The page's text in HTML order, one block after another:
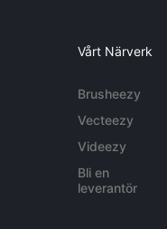
Vårt Närverk
Brusheezy
Vecteezy
Videezy
Bli en
leverantör